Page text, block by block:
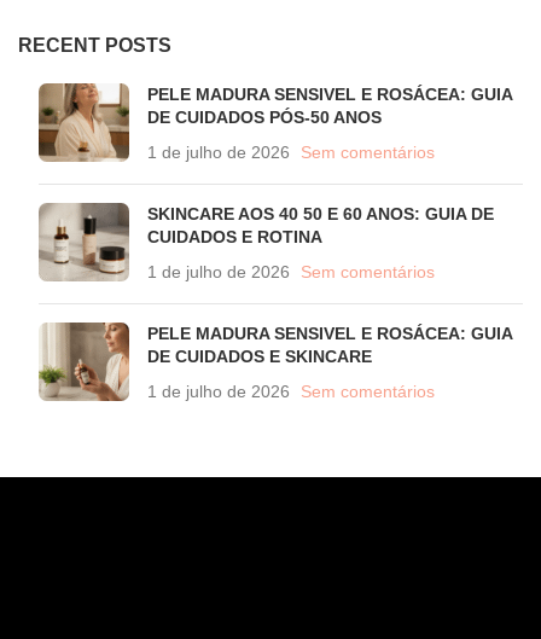
RECENT POSTS
PELE MADURA SENSIVEL E ROSÁCEA: GUIA
DE CUIDADOS PÓS-50 ANOS
1 de julho de 2026
Sem comentários
SKINCARE AOS 40 50 E 60 ANOS: GUIA DE
CUIDADOS E ROTINA
1 de julho de 2026
Sem comentários
PELE MADURA SENSIVEL E ROSÁCEA: GUIA
DE CUIDADOS E SKINCARE
1 de julho de 2026
Sem comentários